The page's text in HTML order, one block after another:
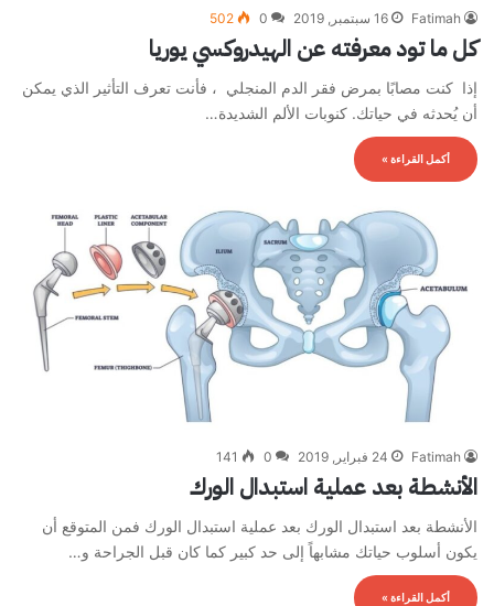
Fatimah 16 سبتمبر, 2019 0
502
كل ما تود معرفته عن الهيدروكسي يوريا
إذا كنت مصابًا بمرض فقر الدم المنجلي ، فأنت تعرف التأثير الذي يمكن
أن يُحدثه في حياتك. كنوبات الألم الشديدة…
أكمل القراءة »
Fatimah 24 فبراير, 2019 0
141
الأنشطة بعد عملية استبدال الورك
الأنشطة بعد استبدال الورك بعد عملية استبدال الورك فمن المتوقع أن
يكون أسلوب حياتك مشابهاً إلى حد كبير كما كان قبل الجراحة و…
أكمل القراءة »